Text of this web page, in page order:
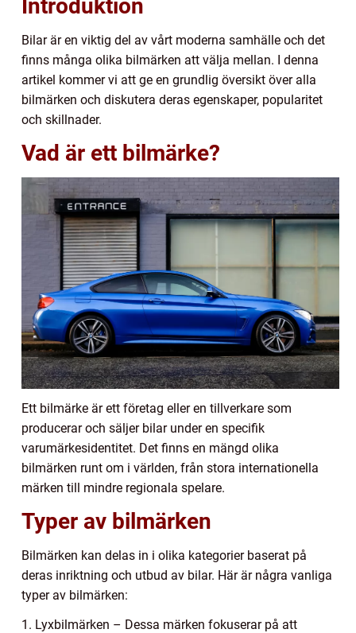
Introduktion
Bilar är en viktig del av vårt moderna samhälle och det
finns många olika bilmärken att välja mellan. I denna
artikel kommer vi att ge en grundlig översikt över alla
bilmärken och diskutera deras egenskaper, popularitet
och skillnader.
Vad är ett bilmärke?
Ett bilmärke är ett företag eller en tillverkare som
producerar och säljer bilar under en specifik
varumärkesidentitet. Det finns en mängd olika
bilmärken runt om i världen, från stora internationella
märken till mindre regionala spelare.
Typer av bilmärken
Bilmärken kan delas in i olika kategorier baserat på
deras inriktning och utbud av bilar. Här är några vanliga
typer av bilmärken:
1. Lyxbilmärken – Dessa märken fokuserar på att